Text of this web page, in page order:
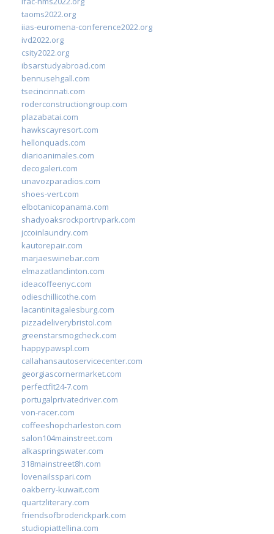
taoms2022.org
iias-euromena-conference2022.org
ivd2022.org
csity2022.org
ibsarstudyabroad.com
bennusehgall.com
tsecincinnati.com
roderconstructiongroup.com
plazabatai.com
hawkscayresort.com
hellonquads.com
diarioanimales.com
decogaleri.com
unavozparadios.com
shoes-vert.com
elbotanicopanama.com
shadyoaksrockportrvpark.com
jccoinlaundry.com
kautorepair.com
marjaeswinebar.com
elmazatlanclinton.com
ideacoffeenyc.com
odieschillicothe.com
lacantinitagalesburg.com
pizzadeliverybristol.com
greenstarsmogcheck.com
happypawspl.com
callahansautoservicecenter.com
georgiascornermarket.com
perfectfit24-7.com
portugalprivatedriver.com
von-racer.com
coffeeshopcharleston.com
salon104mainstreet.com
alkaspringswater.com
318mainstreet8h.com
lovenailsspari.com
oakberry-kuwait.com
quartzliterary.com
friendsofbroderickpark.com
studiopiattellina.com